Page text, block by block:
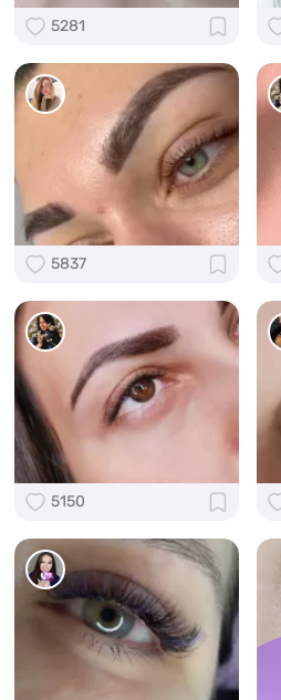
5281
5837
5150